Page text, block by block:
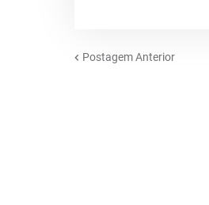
Postagem Anterior